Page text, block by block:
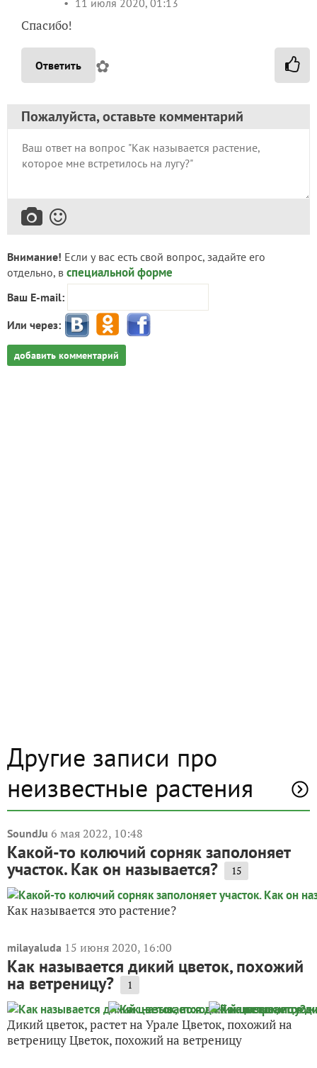
Спасибо!
Ответить ✿
Пожалуйста, оставьте комментарий
Внимание! Если у вас есть свой вопрос, задайте его
отдельно, в специальной форме
Ваш E-mail:
Или через:
добавить комментарий
Другие записи про
неизвестные растения
SoundJu 6 мая 2022, 10:48
Какой-то колючий сорняк заполоняет
участок. Как он называется? 15
Как называется это растение?
milayaluda 15 июня 2020, 16:00
Как называется дикий цветок, похожий
на ветреницу? 1
Дикий цветок, растет на Урале Цветок, похожий на
ветреницу Цветок, похожий на ветреницу